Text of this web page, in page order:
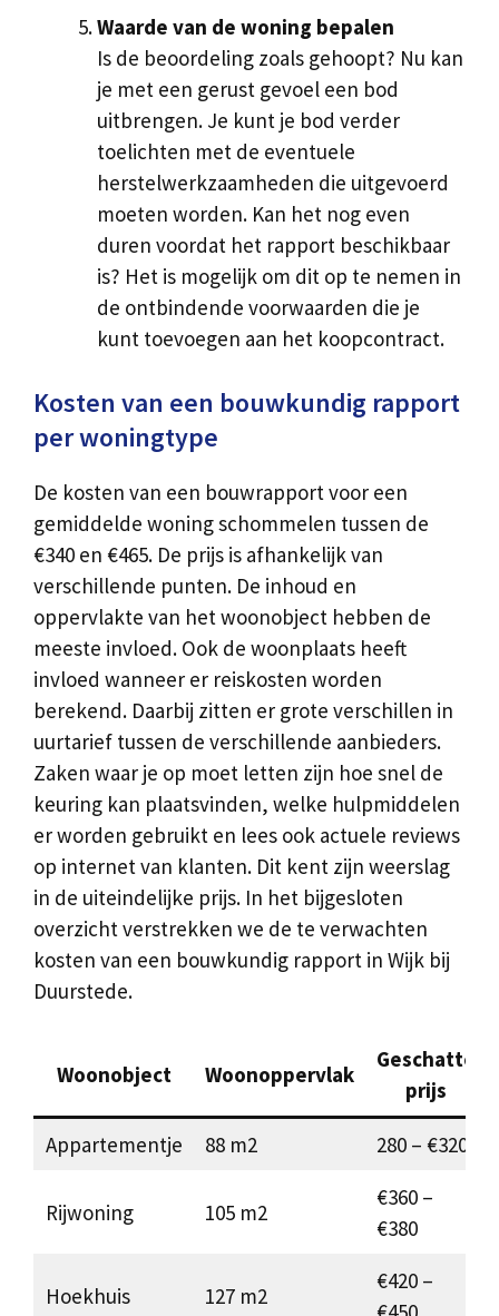
Waarde van de woning bepalen
Is de beoordeling zoals gehoopt? Nu kan
je met een gerust gevoel een bod
uitbrengen. Je kunt je bod verder
toelichten met de eventuele
herstelwerkzaamheden die uitgevoerd
moeten worden. Kan het nog even
duren voordat het rapport beschikbaar
is? Het is mogelijk om dit op te nemen in
de ontbindende voorwaarden die je
kunt toevoegen aan het koopcontract.
Kosten van een bouwkundig rapport
per woningtype
De kosten van een bouwrapport voor een
gemiddelde woning schommelen tussen de
€340 en €465. De prijs is afhankelijk van
verschillende punten. De inhoud en
oppervlakte van het woonobject hebben de
meeste invloed. Ook de woonplaats heeft
invloed wanneer er reiskosten worden
berekend. Daarbij zitten er grote verschillen in
uurtarief tussen de verschillende aanbieders.
Zaken waar je op moet letten zijn hoe snel de
keuring kan plaatsvinden, welke hulpmiddelen
er worden gebruikt en lees ook actuele reviews
op internet van klanten. Dit kent zijn weerslag
in de uiteindelijke prijs. In het bijgesloten
overzicht verstrekken we de te verwachten
kosten van een bouwkundig rapport in Wijk bij
Duurstede.
Woonobject Woonoppervlak
Geschatte
prijs
Appartementje 88 m2 280 – €320
Rijwoning 105 m2
€360 –
€380
Hoekhuis 127 m2
€420 –